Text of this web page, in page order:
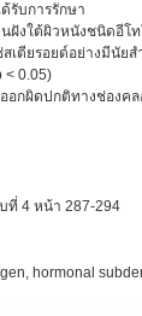
รับการรักษา
งใต้ผิวหนังชนิดอีโท
เตียรอยด์อย่างมีนัย
< 0.05)
อกผิดปกติทางช่องค
ที่ 4 หน้า 287-294
hormonal